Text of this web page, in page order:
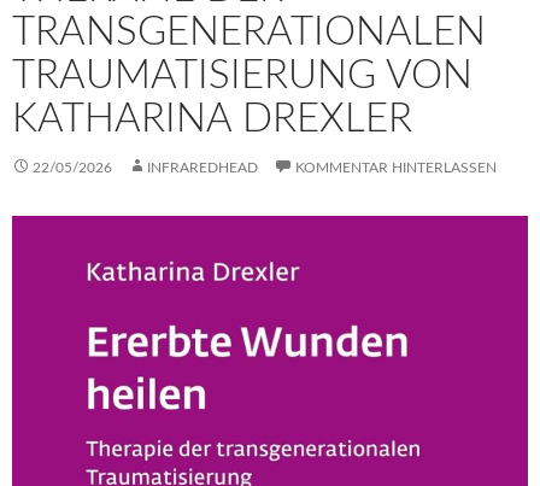
TRANSGENERATIONALEN
TRAUMATISIERUNG VON
KATHARINA DREXLER
22/05/2026 INFRAREDHEAD KOMMENTAR HINTERLASSEN